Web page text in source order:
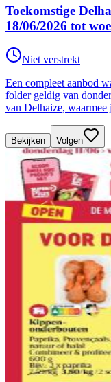
Toekomstige
18/06/2026 tot
Niet verstrekt
Een compleet aanbod
folder geldig van
van Delhaize, waarmee
Bekijken Volgen